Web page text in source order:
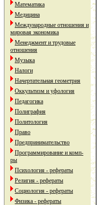
Математика
Медицина
Международные отношения и
мировая экономика
Менеджмент и трудовые
отношения
Музыка
Налоги
Начертательная геометрия
Оккультизм и уфология
Педагогика
Полиграфия
Политология
Право
Предпринимательство
Программирование и комп-
ры
Психология - рефераты
Религия - рефераты
Социология - рефераты
Физика - рефераты